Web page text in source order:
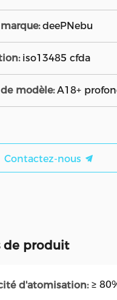
deePNebu
iso13485 cfda
modèle: A18+
Contactez-nous
de produit
d'atomisation: ≥